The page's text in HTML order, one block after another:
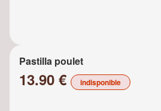
Pastilla poulet
13.90 € indisponible